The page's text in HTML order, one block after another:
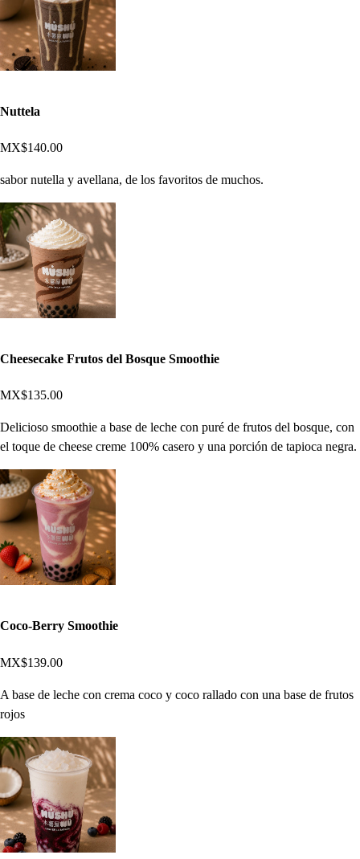
Nuttela
MX$140.00
sabor nutella y avellana, de los favoritos de muchos.
Cheesecake Frutos del Bosque Smoothie
MX$135.00
Delicioso smoothie a base de leche con puré de frutos del bosque, con
el toque de cheese creme 100% casero y una porción de tapioca negra.
Coco-Berry Smoothie
MX$139.00
A base de leche con crema coco y coco rallado con una base de frutos
rojos